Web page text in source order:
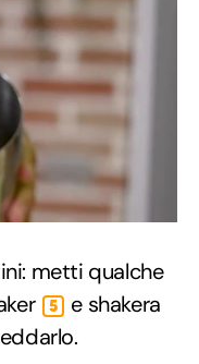
metti qualche
5
e shakera